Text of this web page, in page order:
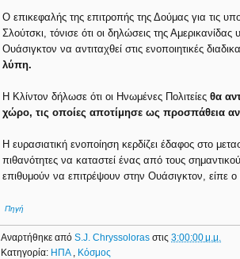
Ο επικεφαλής της επιτροπής της Δούμας για τις
Σλούτσκι, τόνισε ότι οι δηλώσεις της
Ουάσιγκτον να αντιταχθεί στις ενοποιητικές
λύπη.
Η Κλίντον δήλωσε ότι οι Ηνωμένες Πολιτείεςθα
χώρο, τις οποίες αποτίμησε ως προσπάθεια
Η ευρασιατική ενοποίηση κερδίζει έδαφος στο
πιθανότητες να καταστεί ένας από τους
επιθυμούν να επιτρέψουν στην Ουάσιγκτον, είπε ο
Πηγή
Αναρτήθηκε απόS.J. Chryssolorasστις3:00:00 μ.μ.
Κατηγορία: ΗΠΑ Κόσμος